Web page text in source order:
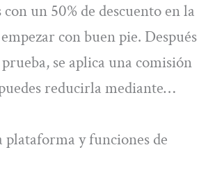
un 50% de descuento en la
con buen pie. Después
se aplica una comisión
reducirla mediante…
y funciones de